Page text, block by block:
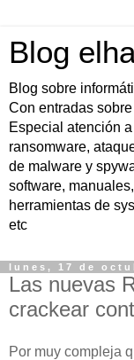
Blog
Blog sobre
Con entradas
Especial atención
ransomware,
de malware y
software,
herramientas de
etc
lunes, 17 de
Las nuevas
crackear
Por muy compleja